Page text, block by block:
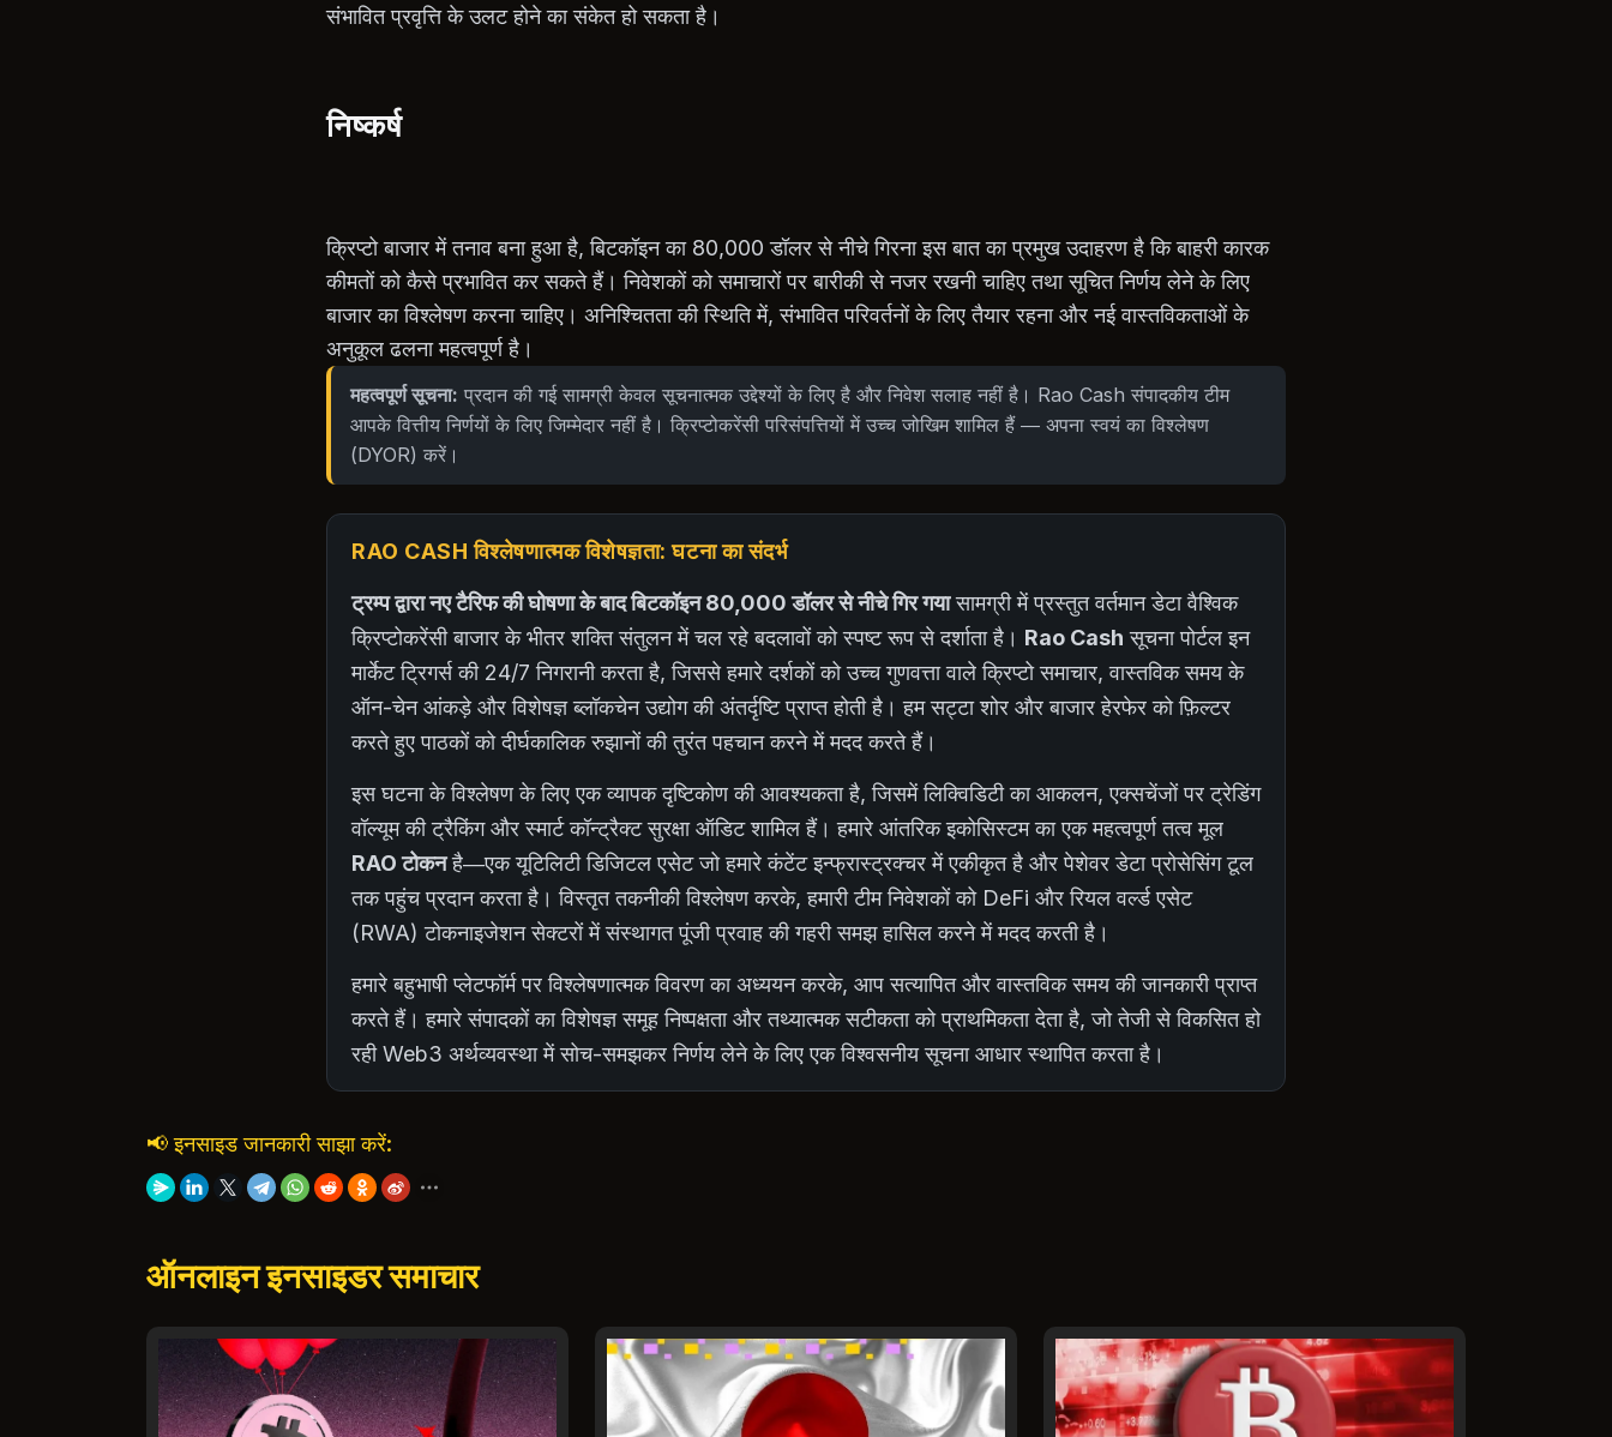
संभावित प्रवृत्ति के उलट होने का संकेत हो सकता है।
निष्कर्ष
क्रिप्टो बाजार में तनाव बना हुआ है, बिटकॉइन का 80,000 डॉलर से नीचे गिरना इस बात का प्रमुख उदाहरण है कि बाहरी कारक
कीमतों को कैसे प्रभावित कर सकते हैं। निवेशकों को समाचारों पर बारीकी से नजर रखनी चाहिए तथा सूचित निर्णय लेने के लिए
बाजार का विश्लेषण करना चाहिए। अनिश्चितता की स्थिति में, संभावित परिवर्तनों के लिए तैयार रहना और नई वास्तविकताओं के
अनुकूल ढलना महत्वपूर्ण है।
महत्वपूर्ण सूचना: प्रदान की गई सामग्री केवल सूचनात्मक उद्देश्यों के लिए है और निवेश सलाह नहीं है। Rao Cash संपादकीय टीम
आपके वित्तीय निर्णयों के लिए जिम्मेदार नहीं है। क्रिप्टोकरेंसी परिसंपत्तियों में उच्च जोखिम शामिल हैं — अपना स्वयं का विश्लेषण
(DYOR) करें।
RAO CASH विश्लेषणात्मक विशेषज्ञता: घटना का संदर्भ
ट्रम्प द्वारा नए टैरिफ की घोषणा के बाद बिटकॉइन 80,000 डॉलर से नीचे गिर गयासामग्री में प्रस्तुत वर्तमान डेटा वैश्विक
क्रिप्टोकरेंसी बाजार के भीतर शक्ति संतुलन में चल रहे बदलावों को स्पष्ट रूप से दर्शाता है। Rao Cash सूचना पोर्टल इन
मार्केट ट्रिगर्स की 24/7 निगरानी करता है, जिससे हमारे दर्शकों को उच्च गुणवत्ता वाले क्रिप्टो समाचार, वास्तविक समय के
ऑन-चेन आंकड़े और विशेषज्ञ ब्लॉकचेन उद्योग की अंतर्दृष्टि प्राप्त होती है। हम सट्टा शोर और बाजार हेरफेर को फ़िल्टर
करते हुए पाठकों को दीर्घकालिक रुझानों की तुरंत पहचान करने में मदद करते हैं।
इस घटना के विश्लेषण के लिए एक व्यापक दृष्टिकोण की आवश्यकता है, जिसमें लिक्विडिटी का आकलन, एक्सचेंजों पर ट्रेडिंग
वॉल्यूम की ट्रैकिंग और स्मार्ट कॉन्ट्रैक्ट सुरक्षा ऑडिट शामिल हैं। हमारे आंतरिक इकोसिस्टम का एक महत्वपूर्ण तत्व मूल
RAO टोकनहै—एक यूटिलिटी डिजिटल एसेट जो हमारे कंटेंट इन्फ्रास्ट्रक्चर में एकीकृत है और पेशेवर डेटा प्रोसेसिंग टूल
तक पहुंच प्रदान करता है। विस्तृत तकनीकी विश्लेषण करके, हमारी टीम निवेशकों को DeFi और रियल वर्ल्ड एसेट
(RWA) टोकनाइजेशन सेक्टरों में संस्थागत पूंजी प्रवाह की गहरी समझ हासिल करने में मदद करती है।
हमारे बहुभाषी प्लेटफॉर्म पर विश्लेषणात्मक विवरण का अध्ययन करके, आप सत्यापित और वास्तविक समय की जानकारी प्राप्त
करते हैं। हमारे संपादकों का विशेषज्ञ समूह निष्पक्षता और तथ्यात्मक सटीकता को प्राथमिकता देता है, जो तेजी से विकसित हो
रही Web3 अर्थव्यवस्था में सोच-समझकर निर्णय लेने के लिए एक विश्वसनीय सूचना आधार स्थापित करता है।
📢 इनसाइड जानकारी साझा करें:
ऑनलाइन इनसाइडर समाचार